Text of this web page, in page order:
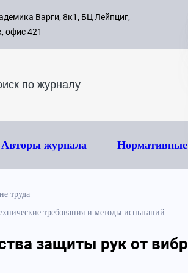
с 09:00
8 495
Варги, 8к1, БЦ Лейпциг,
офис 421
Авторы журнала
труда
требования и методы испытаний
защиты рук от